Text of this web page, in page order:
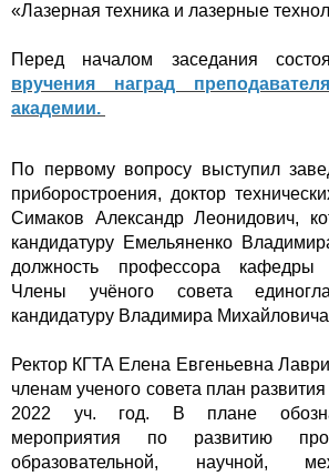
«Лазерная техника и лазерные
Перед началом заседания
вручения наград
академии.
По первому вопросу выступил
приборостроения, доктор
Симаков Александр Леонидович,
кандидатуру Емельяненко
должность профессора кафедры
Члены учёного совета
кандидатуру Владимира
Ректор КГТА Елена Евгеньевна
членам ученого совета план
2022 уч. год. В плане
мероприятия по развитию
образовательной, научной,